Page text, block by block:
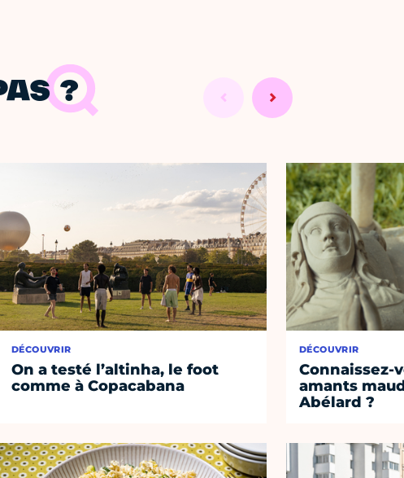
?
DÉCOUVRIR
On a testé l’altinha, le foot
comme à Copacabana
DÉCOUVRIR
Connaissez-
amants
Abélard ?